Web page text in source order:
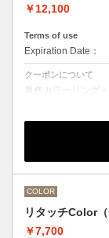
￥12,100
Terms of use
Expiration Date：
クーポンについて
単色カラーリング
M ¥＋1100 L¥＋
の方は別のメニュ
COLOR
リタッチColor（
￥7,700